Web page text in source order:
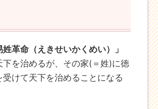
姓革命（えきせいかくめい）」
を治めるが、その家(＝姓)に徳
けて天下を治めることになる